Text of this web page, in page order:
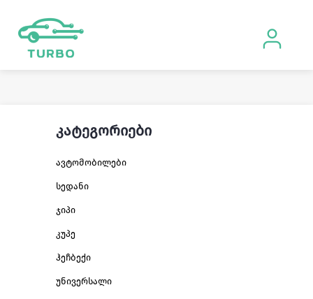
კატეგორიები
ავტომობილები
სედანი
ჯიპი
კუპე
ჰეჩბექი
უნივერსალი